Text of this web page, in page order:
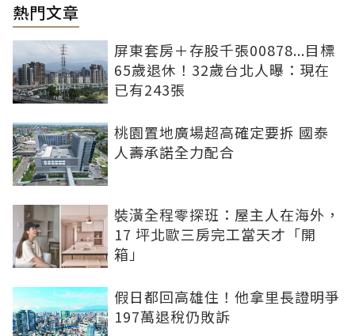
熱門文章
屏東套房＋存股千張00878...目標
65歲退休！32歲台北人曝：現在
已有243張
桃園置地廣場超高確定要拆 國泰
人壽承諾全力配合
裝潢全程零探班：屋主人在海外，
17 坪北歐三房完工當天才「開
箱」
假日都回高雄住！他拿里長證明爭
197萬退稅仍敗訴